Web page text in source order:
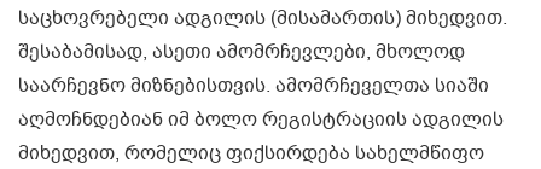
საცხოვრებელი ადგილის (მისამართის) მიხედვით.
შესაბამისად, ასეთი ამომრჩევლები, მხოლოდ
საარჩევნო მიზნებისთვის. ამომრჩეველთა სიაში
აღმოჩნდებიან იმ ბოლო რეგისტრაციის ადგილის
მიხედვით, რომელიც ფიქსირდება სახელმწიფო